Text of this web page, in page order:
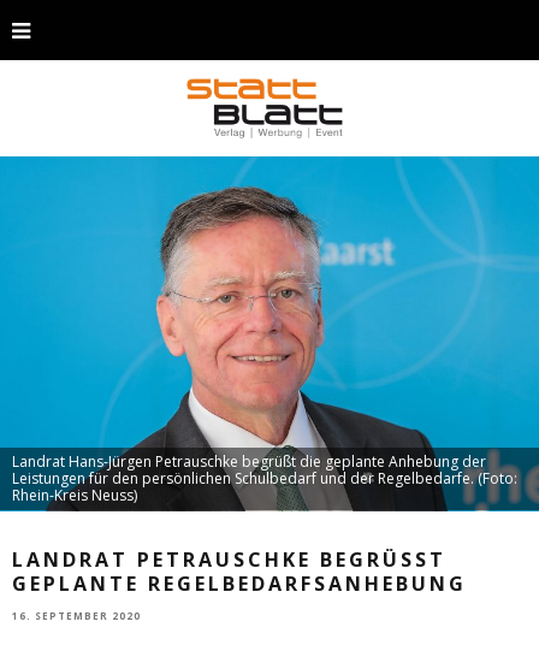
Landrat Hans-Jürgen Petrauschke begrüßt die geplante Anhebung der
Leistungen für den persönlichen Schulbedarf und der Regelbedarfe. (Foto:
Rhein-Kreis Neuss)
LANDRAT PETRAUSCHKE BEGRÜSST G
EPLANTE REGELBEDARFSANHEBUNG
16. SEPTEMBER 2020